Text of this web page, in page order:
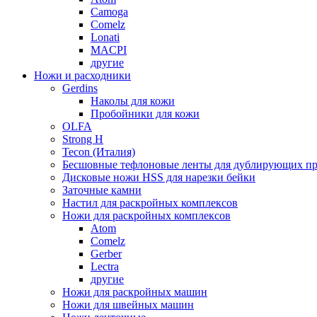
Camoga
Comelz
Lonati
MACPI
другие
Ножи и расходники
Gerdins
Наколы для кожи
Пробойники для кожи
OLFA
Strong H
Tecon (Италия)
Бесшовные тефлоновые ленты для дублирующих
Дисковые ножи HSS для нарезки бейки
Заточные камни
Настил для раскройных комплексов
Ножи для раскройных комплексов
Atom
Comelz
Gerber
Lectra
другие
Ножи для раскройных машин
Ножи для швейных машин